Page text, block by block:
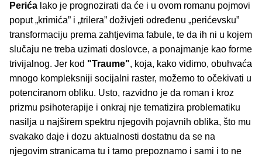
Perića lako je prognozirati da će i u ovom romanu pojmovi
poput „krimića” i „trilera” doživjeti određenu „perićevsku”
transformaciju prema zahtjevima fabule, te da ih ni u kojem
slučaju ne treba uzimati doslovce, a ponajmanje kao forme
trivijalnog. Jer kod "Traume", koja, kako vidimo, obuhvaća
mnogo kompleksniji socijalni raster, možemo to očekivati u
potenciranom obliku. Usto, razvidno je da roman i kroz
prizmu psihoterapije i onkraj nje tematizira problematiku
nasilja u najširem spektru njegovih pojavnih oblika, što mu
svakako daje i dozu aktualnosti dostatnu da se na
njegovim stranicama tu i tamo prepoznamo i sami i to ne